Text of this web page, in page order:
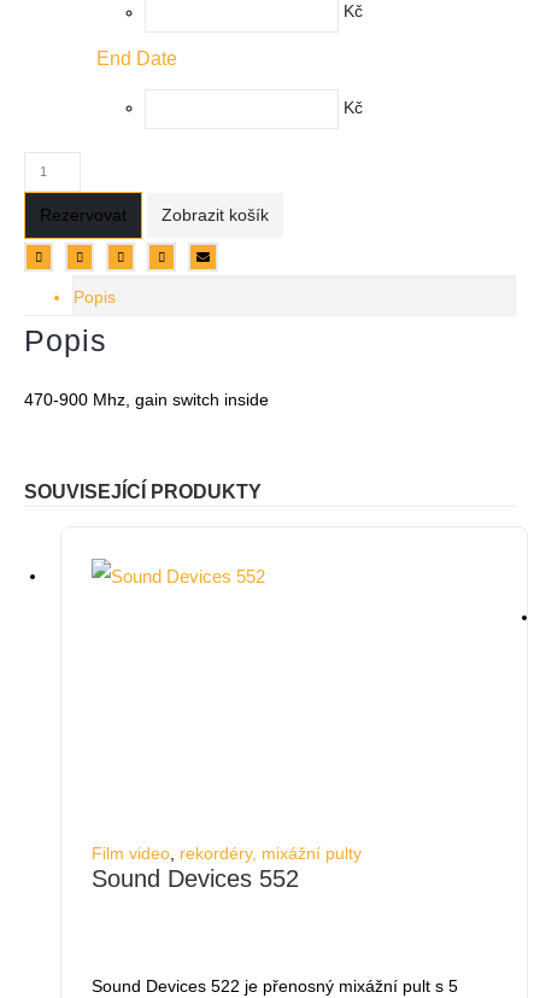
Kč
End Date
Kč
Rezervovat Zobrazit košík
Popis
Popis
470-900 Mhz, gain switch inside
SOUVISEJÍCÍ PRODUKTY
Film video, rekordéry, mixážní pulty
Sound Devices 552
Sound Devices 522 je přenosný mixážní pult s 5